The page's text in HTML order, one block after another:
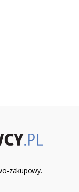
zakupowy.